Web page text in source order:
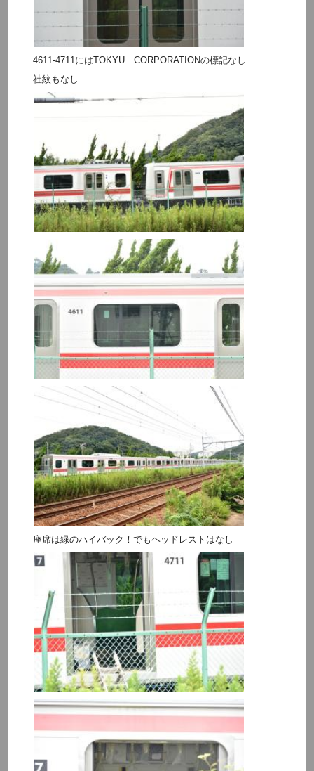
4611-4711にはTOKYU CORPORATIONの標記なし
社紋もなし
座席は緑のハイバック！でもヘッドレストはなし